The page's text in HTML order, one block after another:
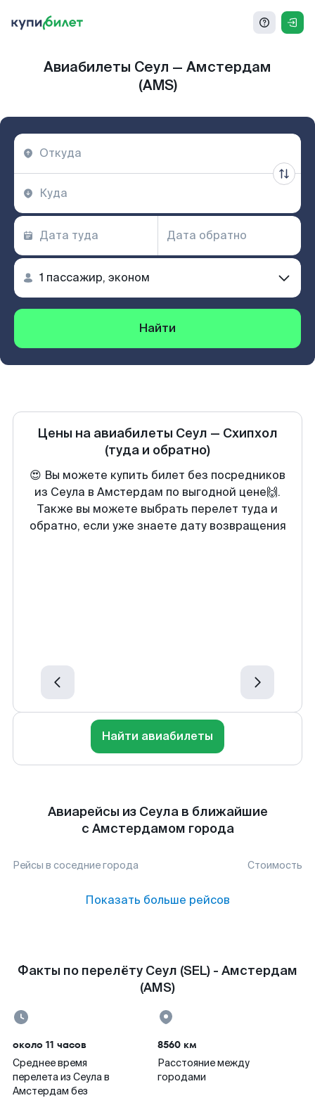
Авиабилеты Сеул — Амстердам
(AMS)
Найти
Цены на авиабилеты Сеул — Схипхол
(туда и обратно)
😍 Вы можете купить билет без посредников
из Сеула в Амстердам по выгодной цене🙌.
Также вы можете выбрать перелет туда и
обратно, если уже знаете дату возвращения
Найти авиабилеты
Авиарейсы из Сеула в ближайшие
с Амстердамом города
Рейсы в соседние города Стоимость
Показать больше рейсов
Факты по перелёту Сеул (SEL) - Амстердам
(AMS)
около 11 часов
Среднее время
перелета из Сеула в
Амстердам без
8560 км
Расстояние между
городами